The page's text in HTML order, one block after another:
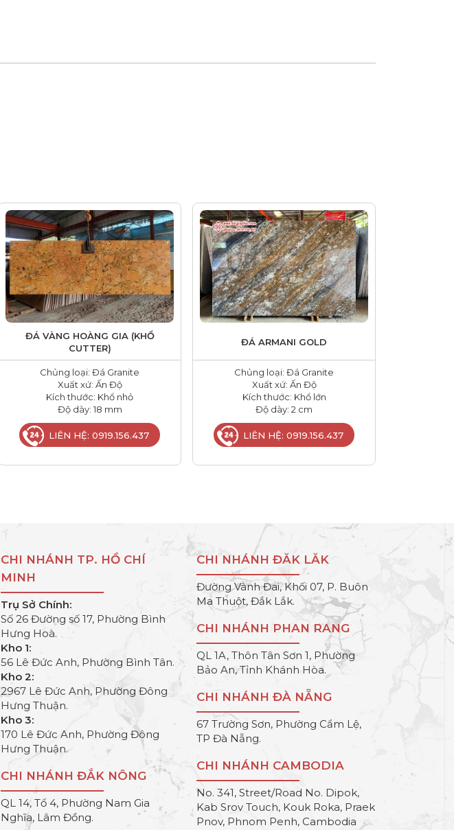
ĐÁ VÀNG HOÀNG GIA (KHỔ
CUTTER)
Chủng loại: Đá Granite
Xuất xứ: Ấn Độ
Kích thước: Khổ nhỏ
Độ dày: 18 mm
LIÊN HỆ: 0919.156.437
ĐÁ ARMANI GOLD
Chủng loại: Đá Granite
Xuất xứ: Ấn Độ
Kích thước: Khổ lớn
Độ dày: 2 cm
LIÊN HỆ: 0919.156.437
CHI NHÁNH TP. HỒ CHÍ
MINH
Trụ Sở Chính:
Số 26 Đường số 17, Phường Bình
Hưng Hoà.
Kho 1:
56 Lê Đức Anh, Phường Bình Tân.
Kho 2:
2967 Lê Đức Anh, Phường Đông
Hưng Thuận.
Kho 3:
170 Lê Đức Anh, Phường Đông
Hưng Thuận.
CHI NHÁNH ĐẮK NÔNG
QL 14, Tổ 4, Phường Nam Gia
Nghĩa, Lâm Đồng.
CHI NHÁNH ĐĂK LĂK
Đường Vành Đai, Khối 07, P. Buôn
Ma Thuột, Đắk Lắk.
CHI NHÁNH PHAN RANG
QL 1A, Thôn Tân Sơn 1, Phường
Bảo An, Tỉnh Khánh Hòa.
CHI NHÁNH ĐÀ NẴNG
67 Trường Sơn, Phường Cẩm Lệ,
TP Đà Nẵng.
CHI NHÁNH CAMBODIA
No. 341, Street/Road No. Dipok,
Kab Srov Touch, Kouk Roka, Praek
Pnov, Phnom Penh, Cambodia